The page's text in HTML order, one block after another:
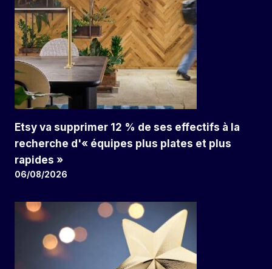
Etsy va supprimer 12 % de ses effectifs à la
recherche d'« équipes plus plates et plus
rapides »
06/08/2026